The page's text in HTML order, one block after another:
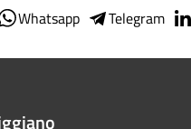
Whatsapp Telegram